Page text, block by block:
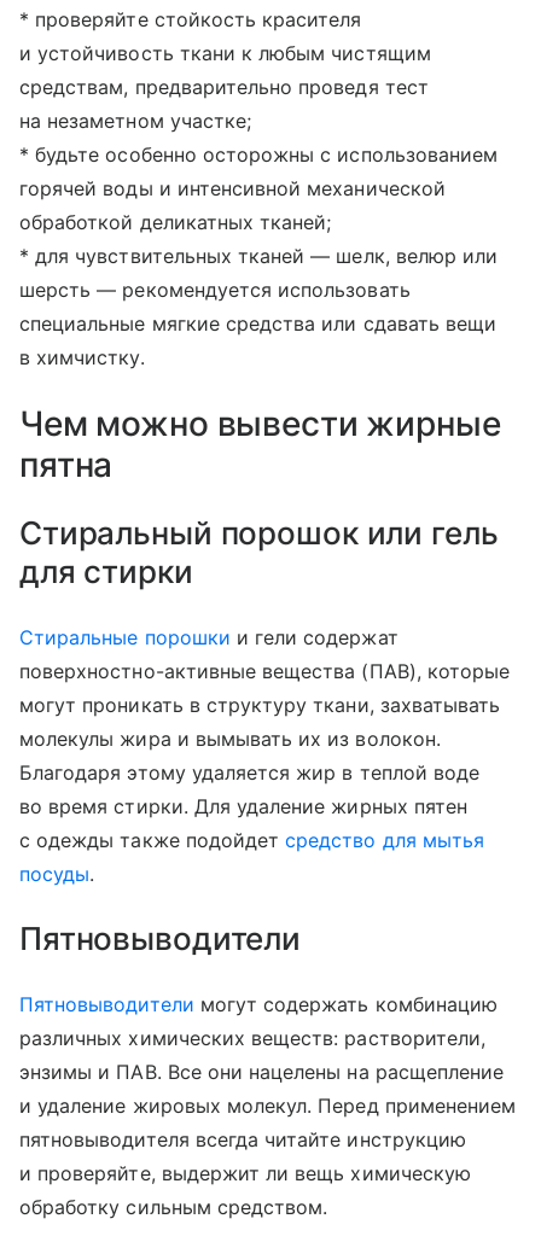
* проверяйте стойкость красителя
и устойчивость ткани к любым чистящим
средствам, предварительно проведя тест
на незаметном участке;
* будьте особенно осторожны с использованием
горячей воды и интенсивной механической
обработкой деликатных тканей;
* для чувствительных тканей — шелк, велюр или
шерсть — рекомендуется использовать
специальные мягкие средства или сдавать вещи
в химчистку.
Чем можно вывести жирные
пятна
Стиральный порошок или гель
для стирки
Стиральные порошки и гели содержат
поверхностно-активные вещества (ПАВ), которые
могут проникать в структуру ткани, захватывать
молекулы жира и вымывать их из волокон.
Благодаря этому удаляется жир в теплой воде
во время стирки. Для удаление жирных пятен
с одежды также подойдетсредство для мытья
посуды.
Пятновыводители
Пятновыводители могут содержать комбинацию
различных химических веществ: растворители,
энзимы и ПАВ. Все они нацелены на расщепление
и удаление жировых молекул. Перед применением
пятновыводителя всегда читайте инструкцию
и проверяйте, выдержит ли вещь химическую
обработку сильным средством.